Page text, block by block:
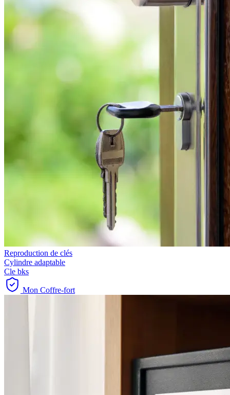
Reproduction de clés
Cylindre adaptable
Cle bks
Mon Coffre-fort